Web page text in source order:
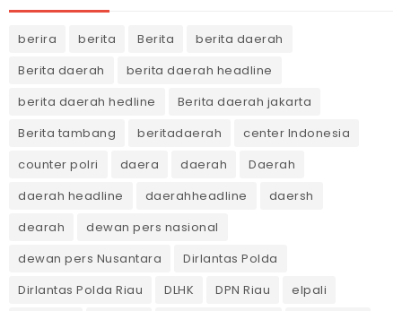
berira berita Berita
berita daerah
Berita daerah
berita daerah headline
berita daerah hedline
Berita daerah jakarta
Berita tambang
beritadaerah
center Indonesia
counter polri
daera daerah
Daerah
daerah headline
daerahheadline
daersh
dearah
dewan pers nasional
dewan pers Nusantara
Dirlantas Polda
Dirlantas Polda Riau
DLHK DPN Riau
elpali